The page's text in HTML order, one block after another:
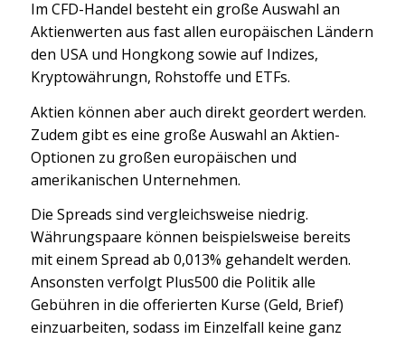
Im CFD-Handel besteht ein große Auswahl an
Aktienwerten aus fast allen europäischen Ländern
den USA und Hongkong sowie auf Indizes,
Kryptowährungn, Rohstoffe und ETFs.
Aktien können aber auch direkt geordert werden.
Zudem gibt es eine große Auswahl an Aktien-
Optionen zu großen europäischen und
amerikanischen Unternehmen.
Die Spreads sind vergleichsweise niedrig.
Währungspaare können beispielsweise bereits
mit einem Spread ab 0,013% gehandelt werden.
Ansonsten verfolgt Plus500 die Politik alle
Gebühren in die offerierten Kurse (Geld, Brief)
einzuarbeiten, sodass im Einzelfall keine ganz